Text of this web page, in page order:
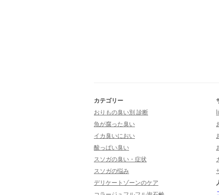
カテゴリー
おりもの臭い別 診断
魚が腐った臭い
イカ臭いにおい
酸っぱい臭い
スソガの臭い・症状
スソガの悩み
デリケートゾーンのケア